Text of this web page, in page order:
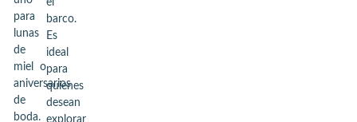
para
lunas
de
miel o
aniversarios
de
boda.
el
barco.
Es
ideal
para
quienes
desean
explorar